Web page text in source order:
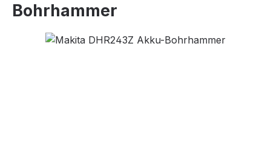
Bohrhammer
Bildergalerie überspringen